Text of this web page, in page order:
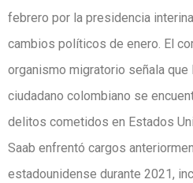
febrero por la presidencia
cambios políticos de enero. El
organismo migratorio señala
ciudadano colombiano se
delitos cometidos en Estados
Saab enfrentó cargos
estadounidense durante 2021,